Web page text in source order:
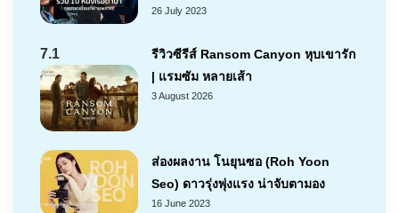
26 July 2023
7.1
รีวิวซีรีส์ Ransom Canyon หุบเขารัก
| แรมซัม หลายเส้า
3 August 2026
ส่องผลงาน โนยุนซอ (Roh Yoon
Seo) ดาวรุ่งพุ่งแรง น่าจับตามอง
16 June 2023